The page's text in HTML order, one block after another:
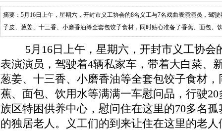
摘要：5月16日上午，星期六，开封市义工协会的8名义工与7名戏曲表演演员，驾
子皮、葱姜、十三香、小磨香油等全套包饺子食材，同时贴心准备了香蕉、面包、
5月16日上午，星期六，开封市义工协会
表演演员，驾驶着4辆私家车，带着大白菜、
葱姜、十三香、小磨香油等全套包饺子食材
蕉、面包、饮用水等满满一车慰问品，行驶
族区特困供养中心，慰问住在这里的70多名
的独居老人。义工们的到来让住在这里的老